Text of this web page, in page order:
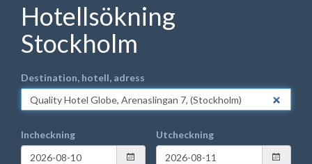
Hotellsökning
Stockholm
Destination, hotell, adress
Incheckning Utcheckning